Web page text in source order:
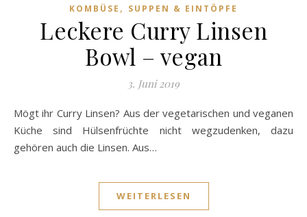
KOMBÜSE , SUPPEN & EINTÖPFE
Leckere Curry Linsen
Bowl – vegan
3. Juni 2019
Mögt ihr Curry Linsen? Aus der vegetarischen und veganen
Küche sind Hülsenfrüchte nicht wegzudenken, dazu
gehören auch die Linsen. Aus…
WEITERLESEN